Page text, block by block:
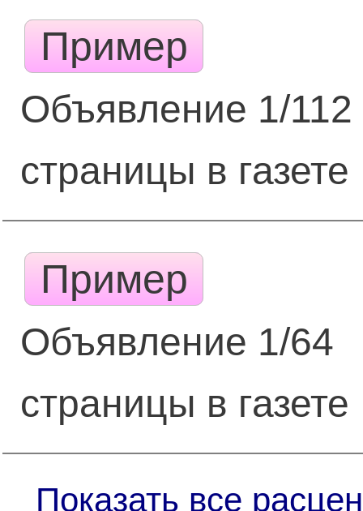
Пример
Объявление 1/112
страницы в газете
Пример
Объявление 1/64
страницы в газете
Показать все